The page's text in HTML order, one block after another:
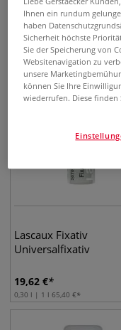
27,45€
0,40 l | 1 l 68,63 €
Lascaux Fixativ
Universalfixativ
19,62 €
0,30 l | 1 l 65,40 €
Ihnen ein rundum
haben
Sicherheit höchste
Sie der Speicherung von
Websitenavigation zu
unsere
können Sie Ihre
wiederrufen. Diese finden